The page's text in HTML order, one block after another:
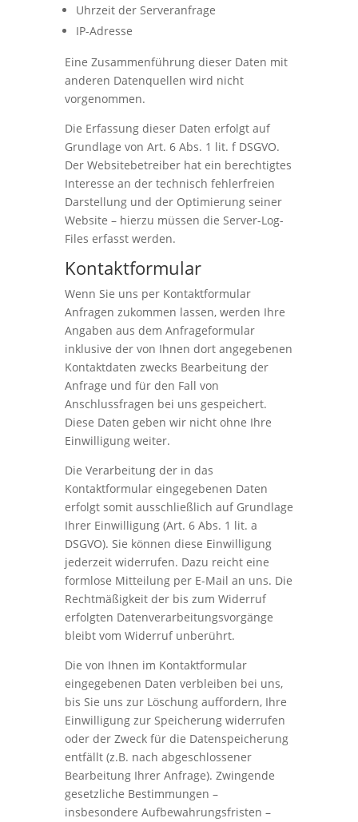
Uhrzeit der Serveranfrage
IP-Adresse
Eine Zusammenführung dieser Daten mit
anderen Datenquellen wird nicht
vorgenommen.
Die Erfassung dieser Daten erfolgt auf
Grundlage von Art. 6 Abs. 1 lit. f DSGVO.
Der Websitebetreiber hat ein berechtigtes
Interesse an der technisch fehlerfreien
Darstellung und der Optimierung seiner
Website – hierzu müssen die Server-Log-
Files erfasst werden.
Kontaktformular
Wenn Sie uns per Kontaktformular
Anfragen zukommen lassen, werden Ihre
Angaben aus dem Anfrageformular
inklusive der von Ihnen dort angegebenen
Kontaktdaten zwecks Bearbeitung der
Anfrage und für den Fall von
Anschlussfragen bei uns gespeichert.
Diese Daten geben wir nicht ohne Ihre
Einwilligung weiter.
Die Verarbeitung der in das
Kontaktformular eingegebenen Daten
erfolgt somit ausschließlich auf Grundlage
Ihrer Einwilligung (Art. 6 Abs. 1 lit. a
DSGVO). Sie können diese Einwilligung
jederzeit widerrufen. Dazu reicht eine
formlose Mitteilung per E-Mail an uns. Die
Rechtmäßigkeit der bis zum Widerruf
erfolgten Datenverarbeitungsvorgänge
bleibt vom Widerruf unberührt.
Die von Ihnen im Kontaktformular
eingegebenen Daten verbleiben bei uns,
bis Sie uns zur Löschung auffordern, Ihre
Einwilligung zur Speicherung widerrufen
oder der Zweck für die Datenspeicherung
entfällt (z.B. nach abgeschlossener
Bearbeitung Ihrer Anfrage). Zwingende
gesetzliche Bestimmungen –
insbesondere Aufbewahrungsfristen –